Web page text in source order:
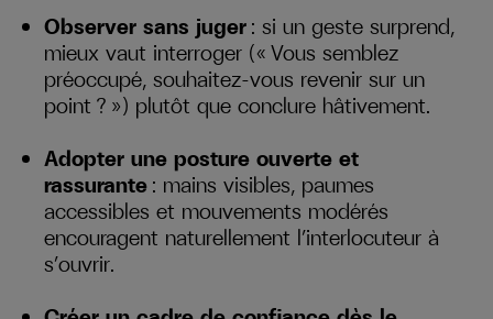
Observer sans juger: si un geste surprend,
mieux vaut interroger (« Vous semblez
préoccupé, souhaitez-vous revenir sur un
point ? ») plutôt que conclure hâtivement.
Adopter une posture ouverte et
rassurante: mains visibles, paumes
accessibles et mouvements modérés
encouragent naturellement l’interlocuteur à
s’ouvrir.